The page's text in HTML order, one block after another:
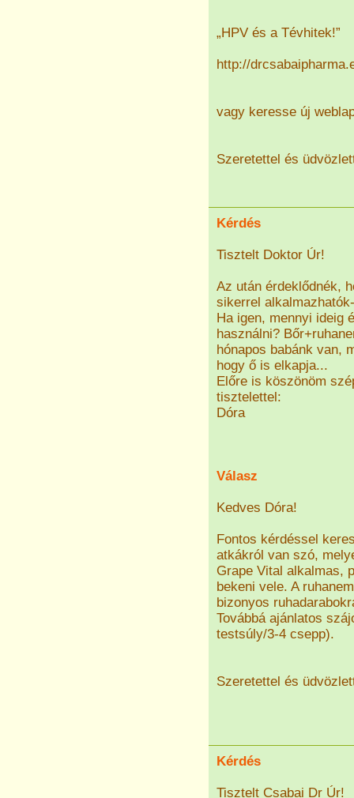
„HPV és a Tévhitek!”
http://
vagy keresse új
Szeretettel és
Kérdés
Tisztelt Doktor Úr!
Az után érdeklődnék,
sikerrel
Ha igen, mennyi ideig
használni?
hónapos babánk van,
hogy ő is elkapja...
Előre is köszönöm
tisztelettel:
Dóra
Válasz
Kedves Dóra!
Fontos kérdéssel
atkákról van szó,
Grape Vital alkalmas,
bekeni vele. A
bizonyos
Továbbá ajánlatos
testsúly/3-4 csepp).
Szeretettel és
Kérdés
Tisztelt Csabai Dr Úr!